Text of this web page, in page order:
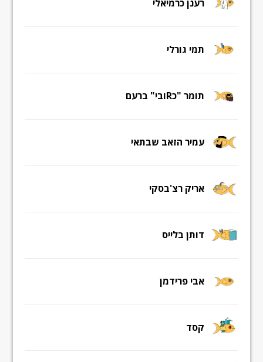
רענן כרמיאלי
תמי גורלי
תומר "כRובי" ברעם
עמיר הזאב שבתאי
אריק רצ'בסקי
דותן בלייס
אבי פרידמן
קסד